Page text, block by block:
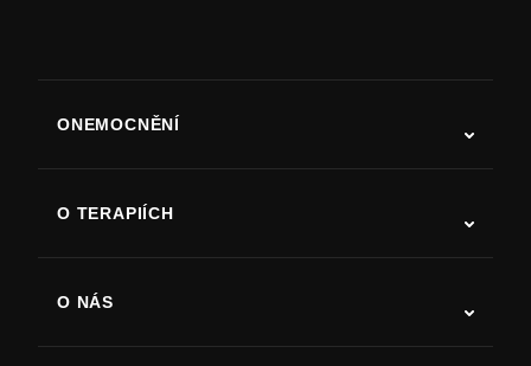
ONEMOCNĚNÍ
Parkinsonova choroba
Artritida
O TERAPIÍCH
O NÁS